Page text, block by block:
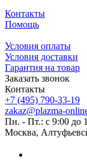
Контакты
Помощь
Условия оплаты
Условия доставки
Гарантия на товар
Заказать звонок
Контакты
+7 (495) 790-33-19
zakaz@plazma-
Пн. - Пт.: с 9:00 до
Москва,